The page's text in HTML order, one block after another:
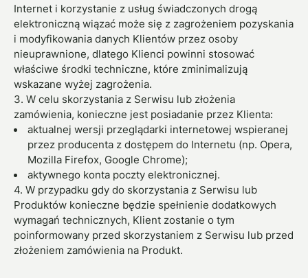
Internet i korzystanie z usług świadczonych drogą
elektroniczną wiązać może się z zagrożeniem pozyskania
i modyfikowania danych Klientów przez osoby
nieuprawnione, dlatego Klienci powinni stosować
właściwe środki techniczne, które zminimalizują
wskazane wyżej zagrożenia.
3. W celu skorzystania z Serwisu lub złożenia
zamówienia, konieczne jest posiadanie przez Klienta:
aktualnej wersji przeglądarki internetowej wspieranej
przez producenta z dostępem do Internetu (np. Opera,
Mozilla Firefox, Google Chrome);
aktywnego konta poczty elektronicznej.
4. W przypadku gdy do skorzystania z Serwisu lub
Produktów konieczne będzie spełnienie dodatkowych
wymagań technicznych, Klient zostanie o tym
poinformowany przed skorzystaniem z Serwisu lub przed
złożeniem zamówienia na Produkt.